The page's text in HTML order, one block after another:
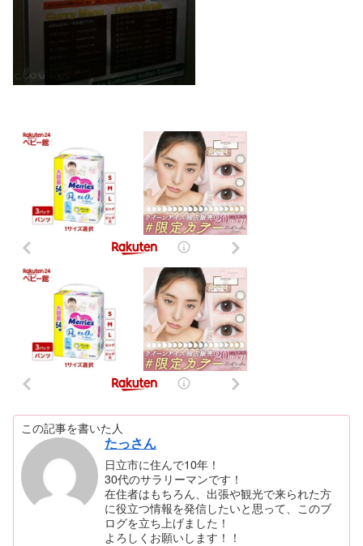
この記事を書いた人
たっさん
日立市に住んで10年！
30代のサラリーマンです！
在住者はもちろん、出張や観光で来られた方
に役立つ情報を発信したいと思って、このブ
ログを立ち上げました！
よろしくお願いします！！